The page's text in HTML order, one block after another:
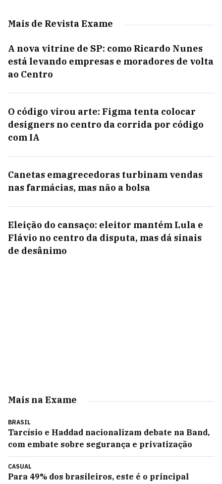
Mais de Revista Exame
A nova vitrine de SP: como Ricardo Nunes
está levando empresas e moradores de volta
ao Centro
O código virou arte: Figma tenta colocar
designers no centro da corrida por código
com IA
Canetas emagrecedoras turbinam vendas
nas farmácias, mas não a bolsa
Eleição do cansaço: eleitor mantém Lula e
Flávio no centro da disputa, mas dá sinais
de desânimo
Mais na Exame
BRASIL
Tarcísio e Haddad nacionalizam debate na Band,
com embate sobre segurança e privatização
CASUAL
Para 49% dos brasileiros, este é o principal